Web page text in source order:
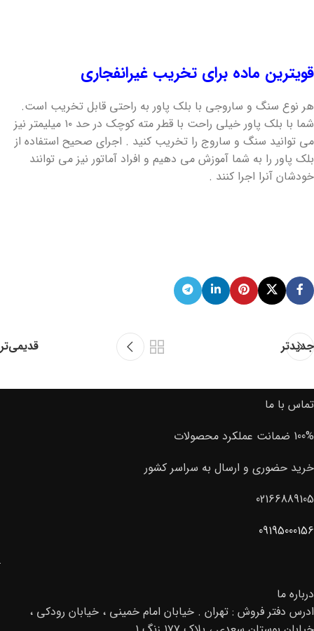
قویترین ماده برای تخریب غیرانفجاری
هر نوع سنگ و ساروجی با بلک پاور به راحتی قابل تخریب است.
شما با بلک پاور خیلی راحت با قطر مته کوچک در حد ۱۰ میلیمتر نیز
می توانید سنگ و ساروج را تخریب کنید . اجرای صحیح استفاده از
بلک پاور را به شما آموزش می دهیم و افراد آماتور نیز می توانند
خودشان آنرا اجرا کنند .
جدیدتر قدیمی‌تر
تماس با ما
100% ضمانت عملکرد محصولات
خرید حضوری و ارسال به سراسر کشور
02166889105
09195000156
درباره ما
ادرس دفتر فروش : تهران . خیابان امام خمینی ، خیابان رودکی ،